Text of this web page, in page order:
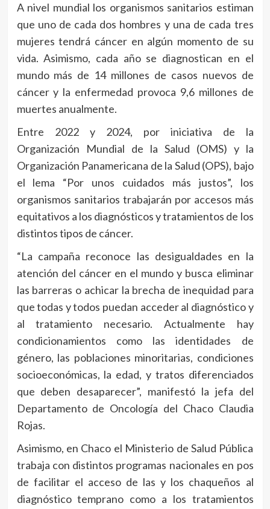
A nivel mundial los organismos sanitarios estiman
que uno de cada dos hombres y una de cada tres
mujeres tendrá cáncer en algún momento de su
vida. Asimismo, cada año se diagnostican en el
mundo más de 14 millones de casos nuevos de
cáncer y la enfermedad provoca 9,6 millones de
muertes anualmente.
Entre 2022 y 2024, por iniciativa de la
Organización Mundial de la Salud (OMS) y la
Organización Panamericana de la Salud (OPS), bajo
el lema “Por unos cuidados más justos”, los
organismos sanitarios trabajarán por accesos más
equitativos a los diagnósticos y tratamientos de los
distintos tipos de cáncer.
“La campaña reconoce las desigualdades en la
atención del cáncer en el mundo y busca eliminar
las barreras o achicar la brecha de inequidad para
que todas y todos puedan acceder al diagnóstico y
al tratamiento necesario. Actualmente hay
condicionamientos como las identidades de
género, las poblaciones minoritarias, condiciones
socioeconómicas, la edad, y tratos diferenciados
que deben desaparecer”, manifestó la jefa del
Departamento de Oncología del Chaco Claudia
Rojas.
Asimismo, en Chaco el Ministerio de Salud Pública
trabaja con distintos programas nacionales en pos
de facilitar el acceso de las y los chaqueños al
diagnóstico temprano como a los tratamientos